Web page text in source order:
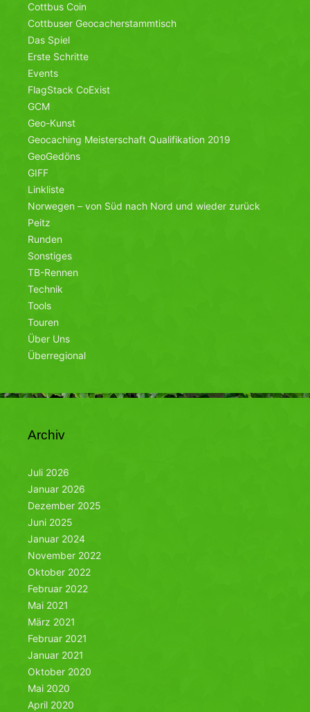
Cottbus Coin
Cottbuser Geocacherstammtisch
Das Spiel
Erste Schritte
Events
FlagStack CoExist
GCM
Geo-Kunst
Geocaching Meisterschaft Qualifikation 2019
GeoGedöns
GIFF
Linkliste
Norwegen – von Süd nach Nord und wieder zurück
Peitz
Runden
Sonstiges
TB-Rennen
Technik
Tools
Touren
Über Uns
Überregional
Archiv
Juli 2026
Januar 2026
Dezember 2025
Juni 2025
Januar 2024
November 2022
Oktober 2022
Februar 2022
Mai 2021
März 2021
Februar 2021
Januar 2021
Oktober 2020
Mai 2020
April 2020